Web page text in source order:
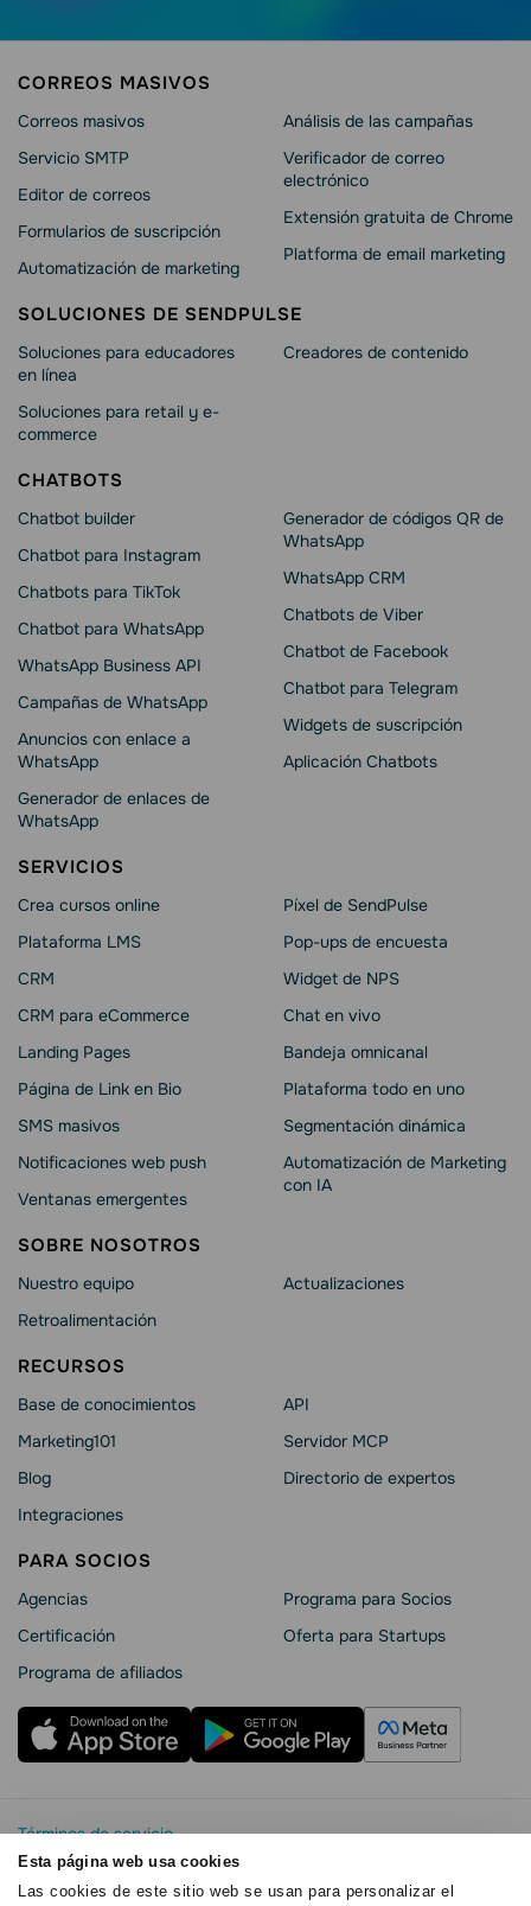
Esta página web usa cookies
Las cookies de este sitio web se usan para personalizar el
CORREOS MASIVOS
Correos masivos
Servicio SMTP
Editor de correos
Formularios de suscripción
Automatización de marketing
Análisis de las campañas
Verificador de correo
electrónico
Extensión gratuita de Chrome
Platforma de email marketing
SOLUCIONES DE SENDPULSE
Soluciones para educadores
en línea
Soluciones para retail y e-
commerce
Creadores de contenido
CHATBOTS
Chatbot builder
Chatbot para Instagram
Chatbots para TikTok
Chatbot para WhatsApp
WhatsApp Business API
Campañas de WhatsApp
Anuncios con enlace a
WhatsApp
Generador de enlaces de
WhatsApp
Generador de códigos QR de
WhatsApp
WhatsApp CRM
Chatbots de Viber
Chatbot de Facebook
Chatbot para Telegram
Widgets de suscripción
Aplicación Chatbots
SERVICIOS
Crea cursos online
Plataforma LMS
CRM
CRM para eCommerce
Landing Pages
Página de Link en Bio
SMS masivos
Notificaciones web push
Ventanas emergentes
Píxel de SendPulse
Pop-ups de encuesta
Widget de NPS
Chat en vivo
Bandeja omnicanal
Plataforma todo en uno
Segmentación dinámica
Automatización de Marketing
con IA
SOBRE NOSOTROS
Nuestro equipo
Retroalimentación
Actualizaciones
RECURSOS
Base de conocimientos
Marketing101
Blog
Integraciones
API
Servidor MCP
Directorio de expertos
PARA SOCIOS
Agencias
Certificación
Programa de afiliados
Programa para Socios
Oferta para Startups
Términos de servicio
Política de privacidad
SendPulse Seguridad La